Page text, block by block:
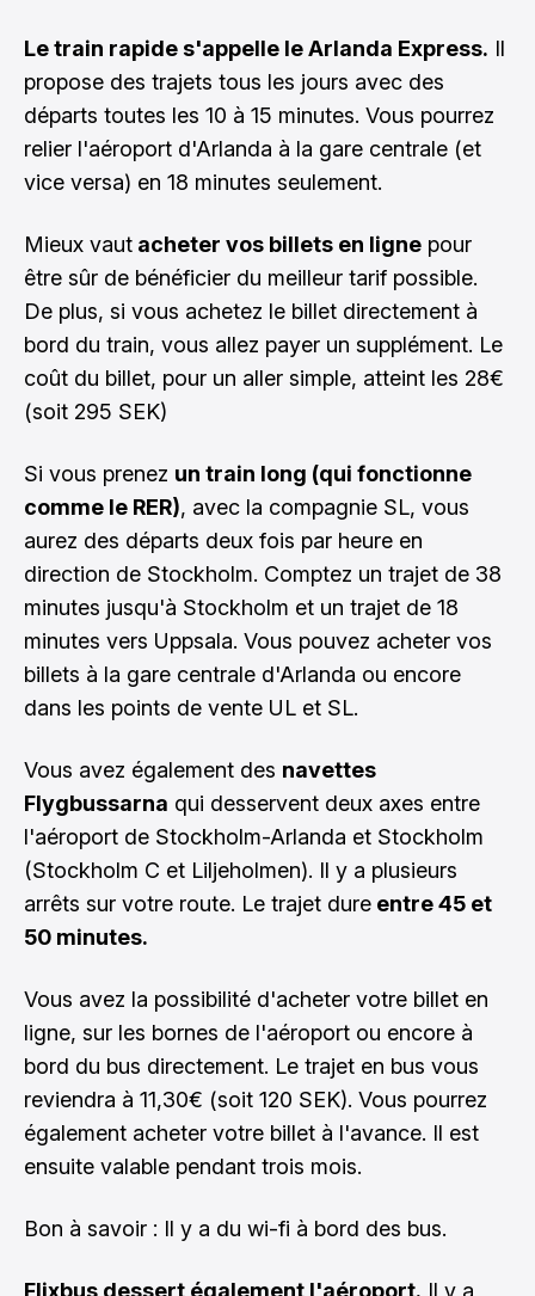
Le train rapide s'appelle le Arlanda Express. Il
propose des trajets tous les jours avec des
départs toutes les 10 à 15 minutes. Vous pourrez
relier l'aéroport d'Arlanda à la gare centrale (et
vice versa) en 18 minutes seulement.
Mieux vaut acheter vos billets en ligne pour
être sûr de bénéficier du meilleur tarif possible.
De plus, si vous achetez le billet directement à
bord du train, vous allez payer un supplément. Le
coût du billet, pour un aller simple, atteint les 28€
(soit 295 SEK)
Si vous prenez un train long (qui fonctionne
comme le RER), avec la compagnie SL, vous
aurez des départs deux fois par heure en
direction de Stockholm. Comptez un trajet de 38
minutes jusqu'à Stockholm et un trajet de 18
minutes vers Uppsala. Vous pouvez acheter vos
billets à la gare centrale d'Arlanda ou encore
dans les points de vente UL et SL.
Vous avez également des navettes
Flygbussarna qui desservent deux axes entre
l'aéroport de Stockholm-Arlanda et Stockholm
(Stockholm C et Liljeholmen). Il y a plusieurs
arrêts sur votre route. Le trajet dure entre 45 et
50 minutes.
Vous avez la possibilité d'acheter votre billet en
ligne, sur les bornes de l'aéroport ou encore à
bord du bus directement. Le trajet en bus vous
reviendra à 11,30€ (soit 120 SEK). Vous pourrez
également acheter votre billet à l'avance. Il est
ensuite valable pendant trois mois.
Bon à savoir : Il y a du wi-fi à bord des bus.
Flixbus dessert également l'aéroport. Il y a